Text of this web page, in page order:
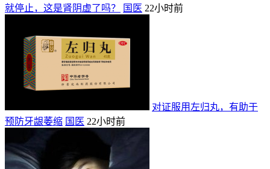
就停止，这是肾阴虚了吗？
国医 22小时前
对证服用左归丸，有助于
预防牙龈萎缩 国医 22小时前